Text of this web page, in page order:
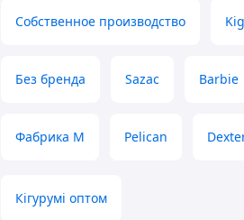
Собственное производство
Без бренда Sazac Barbie
Фабрика М Pelican
Кігурумі оптом